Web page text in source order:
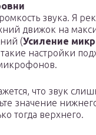
звука. Я
движок на
(Усиление
настройки
что звук
значение
тогда верхнего.